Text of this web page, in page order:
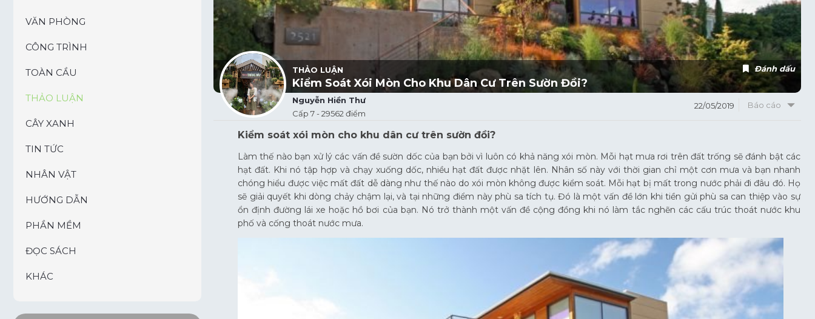
VĂN PHÒNG
CÔNG TRÌNH
TOÀN CẦU
THẢO LUẬN
CÂY XANH
TIN TỨC
NHÂN VẬT
HƯỚNG DẪN
PHẦN MỀM
ĐỌC SÁCH
KHÁC
Nguyễn Hiền Thư
Cấp 7 - 29562 điểm
Đánh dấu
THẢO LUẬN
Kiểm Soát Xói Mòn Cho Khu Dân Cư Trên Sườn Đồi?
22/05/2019 Báo cáo
Kiểm soát xói mòn cho khu dân cư trên sườn đồi?
Làm thế nào bạn xử lý các vấn đề sườn dốc của bạn bởi vì luôn có khả năng xói mòn. Mỗi hạt mưa rơi trên đất trống sẽ đánh bật các
hạt đất. Khi nó tập hợp và chạy xuống dốc, nhiều hạt đất được nhặt lên. Nhân số này với thời gian chỉ một cơn mưa và bạn nhanh
chóng hiểu được việc mất đất dễ dàng như thế nào do xói mòn không được kiểm soát. Mỗi hạt bị mất trong nước phải đi đâu đó. Họ
sẽ giải quyết khi dòng chảy chậm lại, và tại những điểm này phù sa tích tụ. Đó là một vấn đề lớn khi tiền gửi phù sa can thiệp vào sự
ổn định đường lái xe hoặc hồ bơi của bạn. Nó trở thành một vấn đề cộng đồng khi nó làm tắc nghẽn các cấu trúc thoát nước khu
phố và cống thoát nước mưa.